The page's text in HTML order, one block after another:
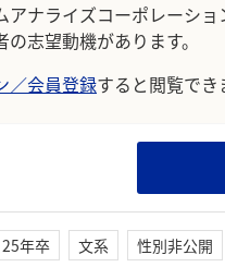
アナライズコーポレーショ
の志望動機があります。
／会員登録すると閲覧でき
25年卒 文系
性別非公開